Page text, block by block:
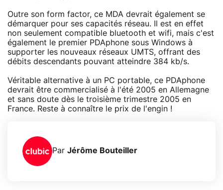
Outre son form factor, ce MDA devrait également se
démarquer pour ses capacités réseau. Il est en effet
non seulement compatible bluetooth et wifi, mais c'est
également le premier PDAphone sous Windows à
supporter les nouveaux réseaux UMTS, offrant des
débits descendants pouvant atteindre 384 kb/s.
Véritable alternative à un PC portable, ce PDAphone
devrait être commercialisé à l'été 2005 en Allemagne
et sans doute dès le troisième trimestre 2005 en
France. Reste à connaître le prix de l'engin !
Par Jérôme Bouteiller